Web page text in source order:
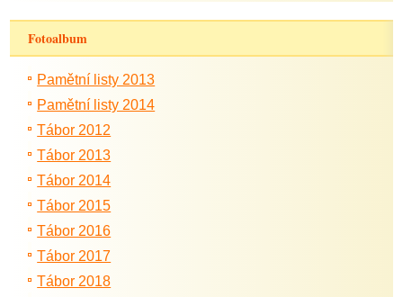
Fotoalbum
Pamětní listy 2013
Pamětní listy 2014
Tábor 2012
Tábor 2013
Tábor 2014
Tábor 2015
Tábor 2016
Tábor 2017
Tábor 2018